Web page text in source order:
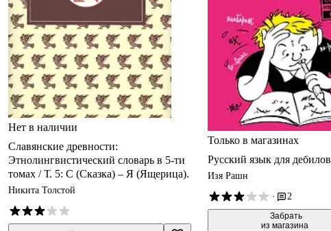
Нет в наличии
Славянские древности:
Этнолингвистический словарь в 5-ти
томах / Т. 5: С (Сказка) – Я (Ящерица).
Никита Толстой
Только в магазинах
Русский язык для дебилов
Изя Рашн
·
2
Забрать
из магазина